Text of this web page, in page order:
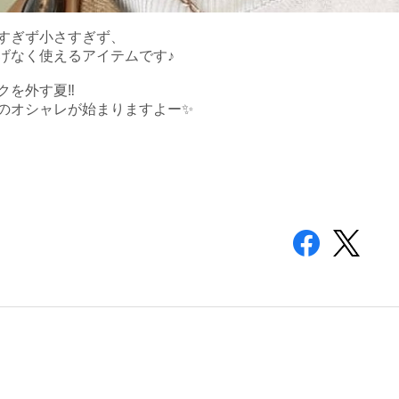
ぎず小さすぎず、
なく使えるアイテムです♪
を外す夏‼️
オシャレが始まりますよー✨